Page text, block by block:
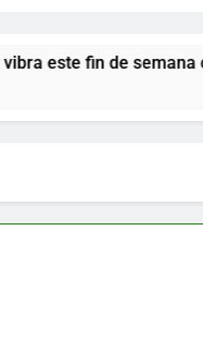
semana con